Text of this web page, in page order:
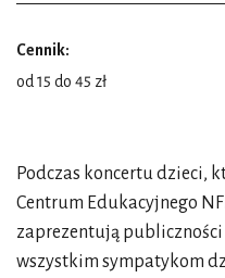
Cennik:
od 15 do 45 zł
Podczas koncertu dzieci,
Centrum Edukacyjnego
zaprezentują
wszystkim sympatykom